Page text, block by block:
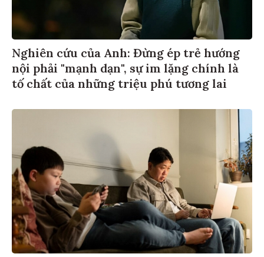
Nghiên cứu của Anh: Đừng ép trẻ hướng
nội phải "mạnh dạn", sự im lặng chính là
tố chất của những triệu phú tương lai